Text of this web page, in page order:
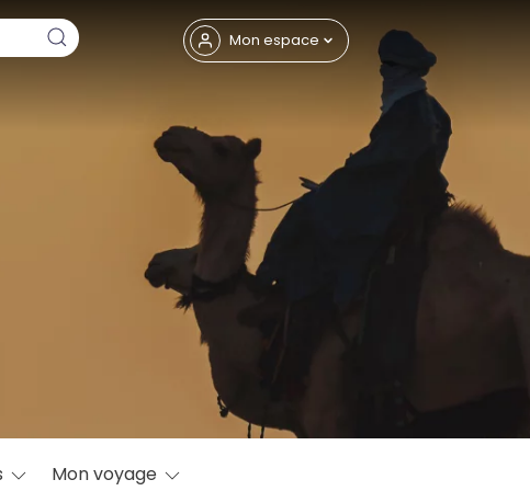
Mon espace
Mon voyage
Fermer